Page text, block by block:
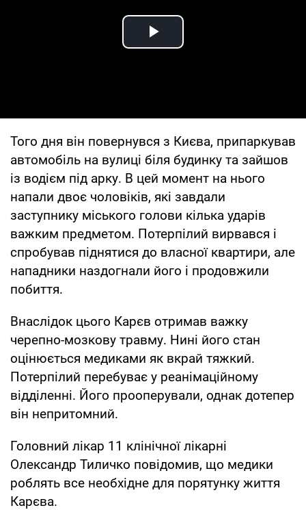
Play Video
Того дня він повернувся з Києва, припаркував
автомобіль на вулиці біля будинку та зайшов
із водієм під арку. В цей момент на нього
напали двоє чоловіків, які завдали
заступнику міського голови кілька ударів
важким предметом. Потерпілий вирвався і
спробував піднятися до власної квартири, але
нападники наздогнали його і продовжили
побиття.
Внаслідок цього Карєв отримав важку
черепно-мозкову травму. Нині його стан
оцінюється медиками як вкрай тяжкий.
Потерпілий перебуває у реанімаційному
відділенні. Його прооперували, однак дотепер
він непритомний.
Головний лікар 11 клінічної лікарні
Олександр Тиличко повідомив, що медики
роблять все необхідне для порятунку життя
Карєва.